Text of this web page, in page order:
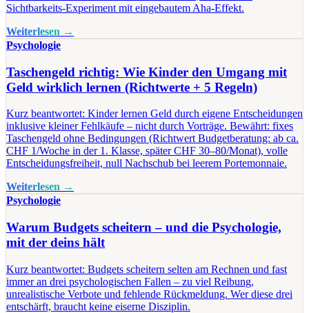
Sichtbarkeits-Experiment mit eingebautem Aha-Effekt.
Weiterlesen →
Psychologie
Taschengeld richtig: Wie Kinder den Umgang mit
Geld wirklich lernen (Richtwerte + 5 Regeln)
Kurz beantwortet: Kinder lernen Geld durch eigene Entscheidungen
inklusive kleiner Fehlkäufe – nicht durch Vorträge. Bewährt: fixes
Taschengeld ohne Bedingungen (Richtwert Budgetberatung: ab ca.
CHF 1/Woche in der 1. Klasse, später CHF 30–80/Monat), volle
Entscheidungsfreiheit, null Nachschub bei leerem Portemonnaie.
Weiterlesen →
Psychologie
Warum Budgets scheitern – und die Psychologie,
mit der deins hält
Kurz beantwortet: Budgets scheitern selten am Rechnen und fast
immer an drei psychologischen Fallen – zu viel Reibung,
unrealistische Verbote und fehlende Rückmeldung. Wer diese drei
entschärft, braucht keine eiserne Disziplin.